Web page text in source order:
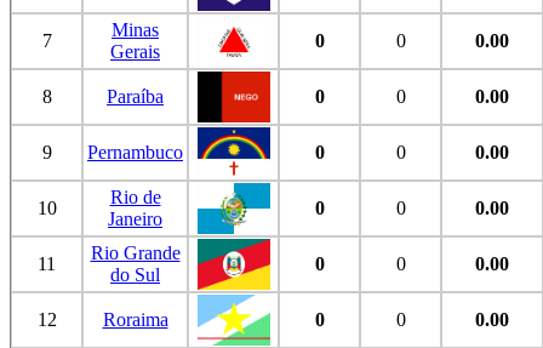
7
Minas
Gerais
0 0 0.00
8 Paraíba 0 0 0.00
9 Pernambuco 0 0 0.00
10
Rio de
Janeiro
0 0 0.00
11
Rio Grande
do Sul
0 0 0.00
12 Roraima 0 0 0.00